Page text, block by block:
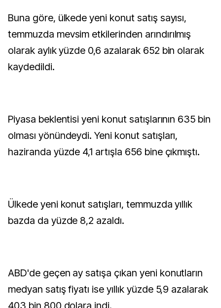
Buna göre, ülkede yeni konut satış sayısı,
temmuzda mevsim etkilerinden arındırılmış
olarak aylık yüzde 0,6 azalarak 652 bin olarak
kaydedildi.
Piyasa beklentisi yeni konut satışlarının 635 bin
olması yönündeydi. Yeni konut satışları,
haziranda yüzde 4,1 artışla 656 bine çıkmıştı.
Ülkede yeni konut satışları, temmuzda yıllık
bazda da yüzde 8,2 azaldı.
ABD'de geçen ay satışa çıkan yeni konutların
medyan satış fiyatı ise yıllık yüzde 5,9 azalarak
403 bin 800 dolara indi.